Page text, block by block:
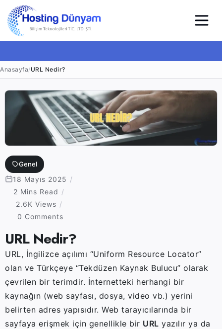
Anasayfa/URL Nedir?
Genel
18 Mayıs 2025
2 Mins Read
2.6K Views
0 Comments
URL Nedir?
URL, İngilizce açılımı “Uniform Resource Locator”
olan ve Türkçeye “Tekdüzen Kaynak Bulucu” olarak
çevrilen bir terimdir. İnternetteki herhangi bir
kaynağın (web sayfası, dosya, video vb.) yerini
belirten adres yapısıdır. Web tarayıcılarında bir
sayfaya erişmek için genellikle bir URL yazılır ya da